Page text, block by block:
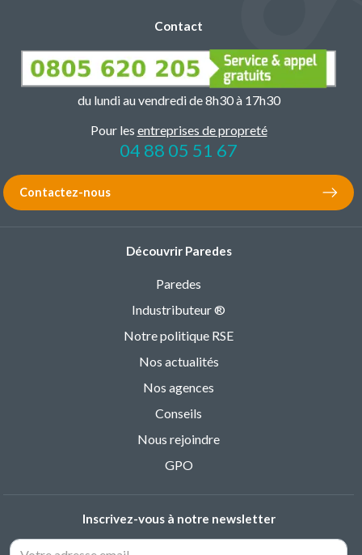
Contact
du lundi au vendredi de 8h30 à 17h30
Pour les entreprises de propreté
04 88 05 51 67
Contactez-nous
Découvrir Paredes
Paredes
Industributeur ®
Notre politique RSE
Nos actualités
Nos agences
Conseils
Nous rejoindre
GPO
Inscrivez-vous à notre newsletter